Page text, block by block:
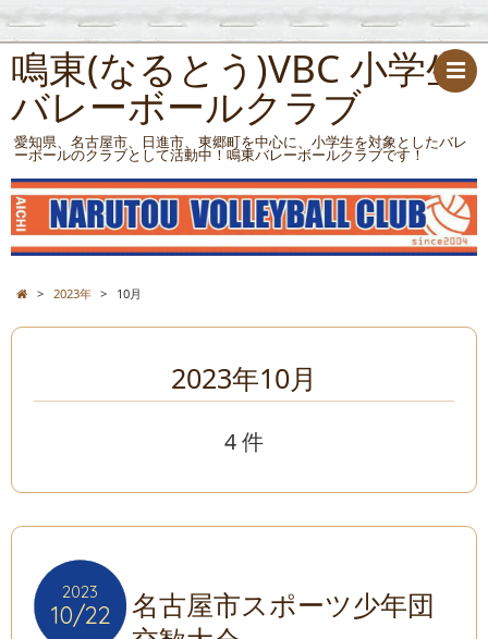
鳴東(なるとう)VBC 小学生
バレーボールクラブ
愛知県、名古屋市、日進市、東郷町を中心に、小学生を対象としたバレ
ーボールのクラブとして活動中！鳴東バレーボールクラブです！
> 2023年 > 10月
2023年10月
4 件
2023
10/22
2023
10/22
名古屋市スポーツ少年団